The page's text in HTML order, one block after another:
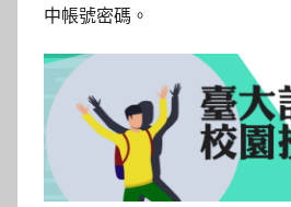
中帳號密碼。